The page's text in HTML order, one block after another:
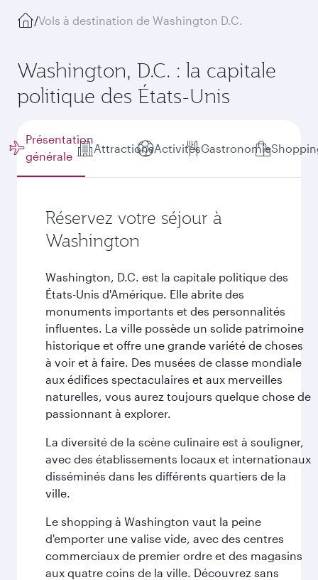
/Vols à destination de Washington D.C.
Washington, D.C. : la capitale
politique des États-Unis
Présentation
générale
AttractionsActivitésGastronomie
Réservez votre séjour à
Washington
Washington, D.C. est la capitale politique des
États-Unis d'Amérique. Elle abrite des
monuments importants et des personnalités
influentes. La ville possède un solide patrimoine
historique et offre une grande variété de choses
à voir et à faire. Des musées de classe mondiale
aux édifices spectaculaires et aux merveilles
naturelles, vous aurez toujours quelque chose de
passionnant à explorer.
La diversité de la scène culinaire est à souligner,
avec des établissements locaux et internationaux
disséminés dans les différents quartiers de la
ville.
Le shopping à Washington vaut la peine
d'emporter une valise vide, avec des centres
commerciaux de premier ordre et des magasins
aux quatre coins de la ville. Découvrez sans